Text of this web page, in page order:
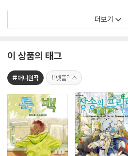
더보기
이 상품의 태그
#애니원작 #넷플릭스